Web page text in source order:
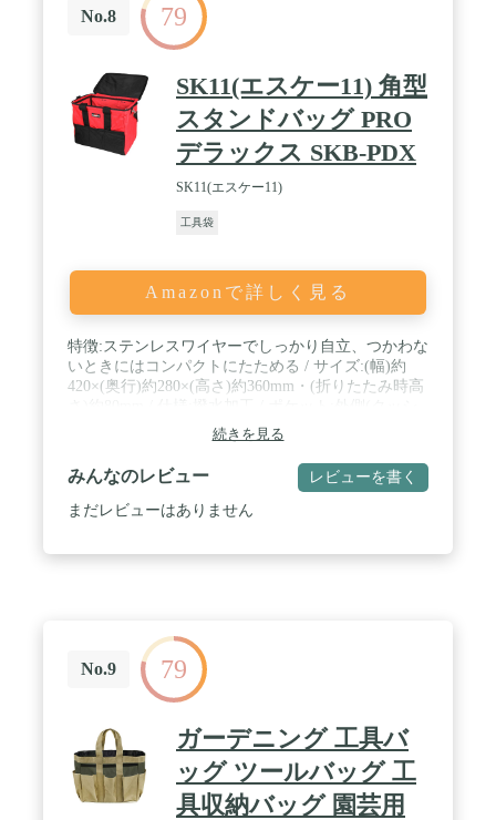
No.8 79
SK11(エスケー11) 角型
スタンドバッグ PRO
デラックス SKB-PDX
SK11(エスケー11)
工具袋
Amazonで詳しく見る
特徴:ステンレスワイヤーでしっかり自立、つかわな
いときにはコンパクトにたためる / サイズ:(幅)約
420×(奥行)約280×(高さ)約360mm・(折りたたみ時高
ョン材入)6個・内側6個 / 材質:ポリエステル・ワイ
続きを見る
みんなのレビュー レビューを書く
まだレビューはありません
No.9 79
ガーデニング 工具バ
ッグ ツールバッグ 工
具収納バッグ 園芸用